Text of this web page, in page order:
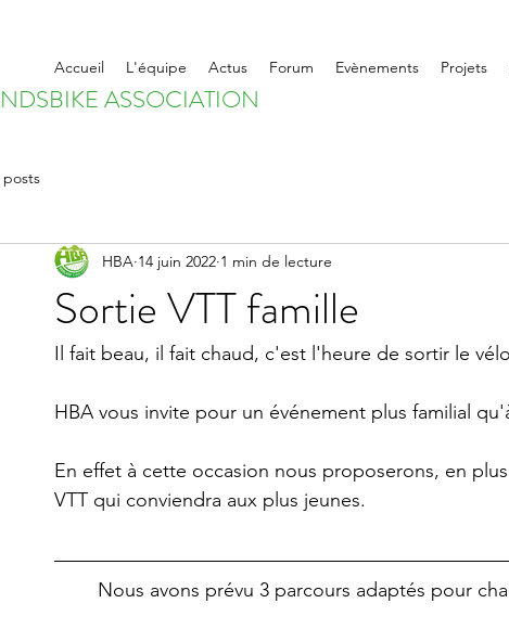
ASSOCIATION
Accueil L'équipe Actus Forum Evènements Projets
posts
Sortie VTT famille
HBA 14 juin 2022 1 min de lecture
Il fait beau, il fait chaud, c'est l'heure de sortir le
HBA vous invite pour un événement plus familial
En effet à cette occasion nous proposerons, en
VTT qui conviendra aux plus jeunes.
Nous avons prévu 3 parcours adaptés pour